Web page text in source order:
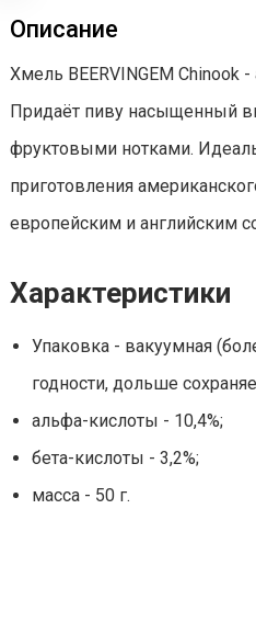
Описание
Хмель BEERVINGEM Chinook
Придаёт пиву насыщенный
фруктовыми нотками.
приготовления
европейским и английским
Характеристики
Упаковка - вакуумная
годности, дольше
альфа-кислоты - 10,4%;
бета-кислоты - 3,2%;
масса - 50 г.